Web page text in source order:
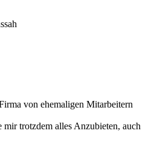
von ehemaligen Mitarbeitern
trotzdem alles Anzubieten, auch